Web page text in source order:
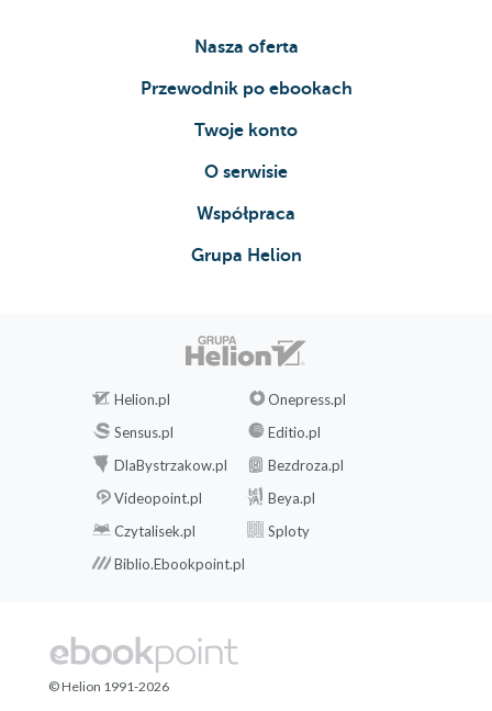
Nasza oferta
Przewodnik po ebookach
Twoje konto
O serwisie
Współpraca
Grupa Helion
Helion.pl
Onepress.pl
Sensus.pl
Editio.pl
DlaBystrzakow.pl
Bezdroza.pl
Videopoint.pl
Beya.pl
Czytalisek.pl
Sploty
Biblio.Ebookpoint.pl
© Helion 1991-2026